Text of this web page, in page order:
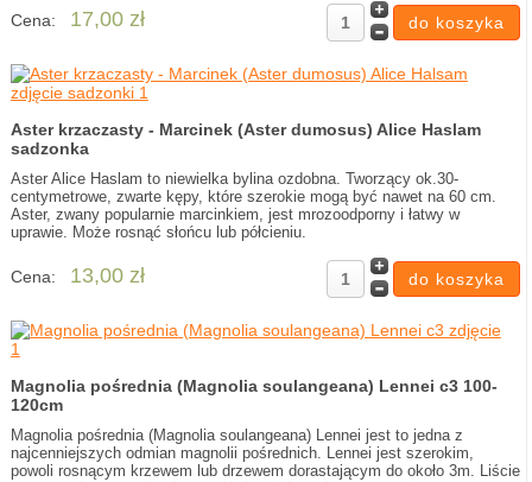
Cena: 17,00 zł
Aster krzaczasty - Marcinek (Aster dumosus) Alice Haslam
sadzonka
Aster Alice Haslam to niewielka bylina ozdobna. Tworzący ok.30-
centymetrowe, zwarte kępy, które szerokie mogą być nawet na 60 cm.
Aster, zwany popularnie marcinkiem, jest mrozoodporny i łatwy w
uprawie. Może rosnąć słońcu lub półcieniu.
Cena: 13,00 zł
Magnolia pośrednia (Magnolia soulangeana) Lennei c3 100-
120cm
Magnolia pośrednia (Magnolia soulangeana) Lennei jest to jedna z
najcenniejszych odmian magnolii pośrednich. Lennei jest szerokim,
powoli rosnącym krzewem lub drzewem dorastającym do około 3m. Liście